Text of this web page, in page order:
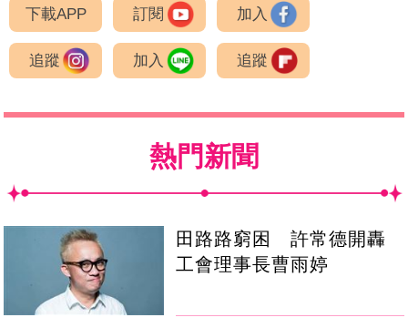
下載APP 訂閱 加入
追蹤 加入 追蹤
熱門新聞
田路路窮困 許常德開轟
工會理事長曹雨婷